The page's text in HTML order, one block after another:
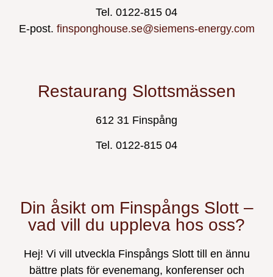
Tel. 0122-815 04
E-post. finsponghouse.se@siemens-energy.com
Restaurang Slottsmässen
612 31 Finspång
Tel. 0122-815 04
Din åsikt om Finspångs Slott –
vad vill du uppleva hos oss?​
Hej! Vi vill utveckla Finspångs Slott till en ännu
bättre plats för evenemang, konferenser och